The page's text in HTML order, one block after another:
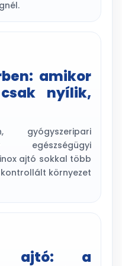
amikor
nyílik,
gyógyszeripari
egészségügyi
ajtó sokkal több
környezet
ajtó: a